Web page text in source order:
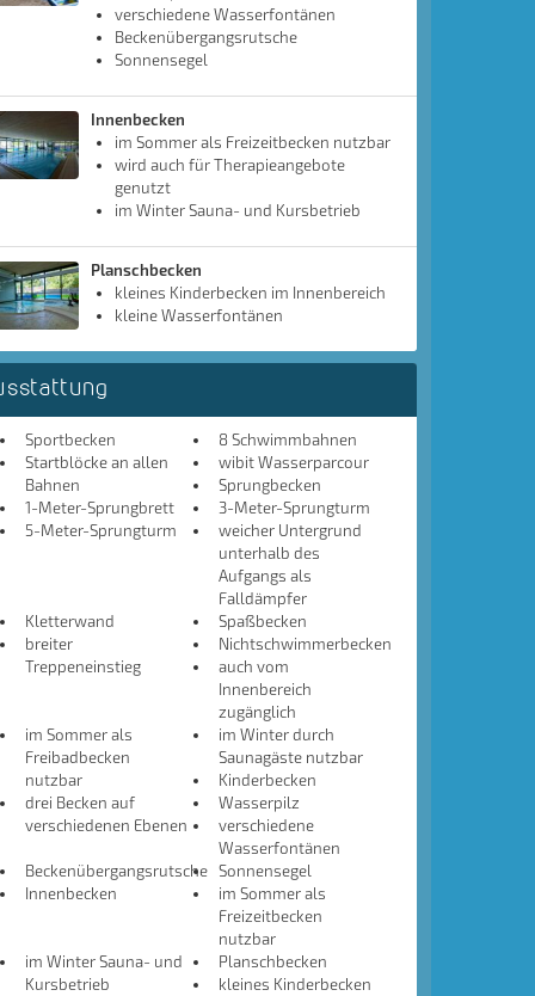
verschiedene Wasserfontänen
Beckenübergangsrutsche
Sonnensegel
Innenbecken
im Sommer als Freizeitbecken nutzbar
wird auch für Therapieangebote
genutzt
im Winter Sauna- und Kursbetrieb
Planschbecken
kleines Kinderbecken im Innenbereich
kleine Wasserfontänen
Sportbecken
8 Schwimmbahnen
Startblöcke an allen
Bahnen
wibit Wasserparcour
Sprungbecken
1-Meter-Sprungbrett
3-Meter-Sprungturm
5-Meter-Sprungturm
weicher Untergrund
unterhalb des
Aufgangs als
Falldämpfer
Kletterwand
Spaßbecken
breiter
Treppeneinstieg
Nichtschwimmerbecken
auch vom
Innenbereich
zugänglich
im Sommer als
Freibadbecken
nutzbar
im Winter durch
Saunagäste nutzbar
Kinderbecken
drei Becken auf
verschiedenen Ebenen
Wasserpilz
verschiedene
Wasserfontänen
Beckenübergangsrutsche Sonnensegel
Innenbecken
im Sommer als
Freizeitbecken
nutzbar
im Winter Sauna- und
Kursbetrieb
Planschbecken
kleines Kinderbecken